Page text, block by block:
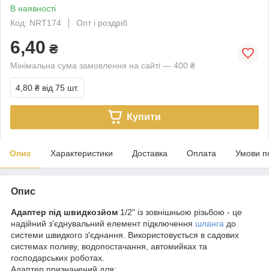
В наявності
Код: NRT174
Опт і роздріб
6,40 ₴
Мінімальна сума замовлення на сайті — 400 ₴
4,80 ₴ від 75 шт.
Купити
Опис Характеристики Доставка Оплата Умови
Опис
Адаптер під швидкозйом 1/2" із зовнішньою різьбою - це
надійний з'єднувальний елемент підключення шланга до
системи швидкого з'єднання. Використовується в садових
системах поливу, водопостачання, автомийках та
господарських роботах.
Адаптер призначений для: